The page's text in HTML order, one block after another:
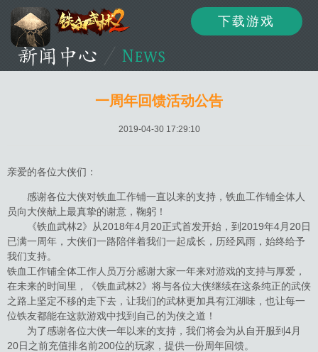
下载游戏
一周年回馈活动公告
2019-04-30 17:29:10
亲爱的各位大侠们：
感谢各位大侠对铁血工作铺一直以来的支持，铁血工作铺全体人
员向大侠献上最真挚的谢意，鞠躬！
《铁血武林2》从2018年4月20正式首发开始，到2019年4月20日
已满一周年，大侠们一路陪伴着我们一起成长，历经风雨，始终给予
我们支持。
铁血工作铺全体工作人员万分感谢大家一年来对游戏的支持与厚爱，
在未来的时间里，《铁血武林2》将与各位大侠继续在这条纯正的武侠
之路上坚定不移的走下去，让我们的武林更加具有江湖味，也让每一
位铁友都能在这款游戏中找到自己的为侠之道！
为了感谢各位大侠一年以来的支持，我们将会为从自开服到4月
20日之前充值排名前200位的玩家，提供一份周年回馈。
资讯
论坛 下载 客服